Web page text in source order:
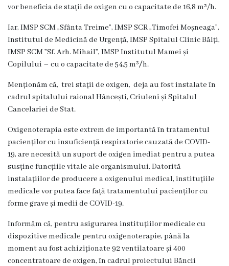
n
i
g
r
a
m
C
o
n
d
u
c
e
vor beneficia de stații de oxigen cu o capacitate de 16,8 m³/h.
Iar, IMSP SCM „Sfânta Treime”, IMSP SCR „Timofei Moșneaga”,
Institutul de Medicină de Urgență, IMSP Spitalul Clinic Bălți,
IMSP SCM ”Sf. Arh. Mihail”, IMSP Institutul Mamei și
Copilului – cu o capacitate de 54,5 m³/h.
Menționăm că, trei stații de oxigen, deja au fost instalate în
cadrul spitalului raional Hâncești, Criuleni și Spitalul
Cancelariei de Stat.
Oxigenoterapia este extrem de importantă în tratamentul
pacienților cu insuficiență respiratorie cauzată de COVID-
19, are necesită un suport de oxigen imediat pentru a putea
susține funcțiile vitale ale organismului. Datorită
instalațiilor de producere a oxigenului medical, instituțiile
medicale vor putea face față tratamentului pacienților cu
forme grave și medii de COVID-19.
Informăm că, pentru asigurarea instituțiilor medicale cu
dispozitive medicale pentru oxigenoterapie, până la
moment au fost achiziționate 92 ventilatoare și 400
concentratoare de oxigen, în cadrul proiectului Băncii